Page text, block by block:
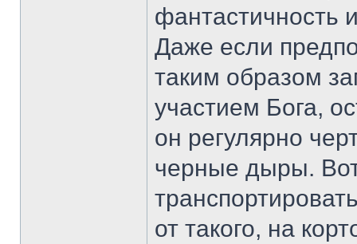
фантастичность
Даже если
таким образом
участием Бога,
он регулярно
черные дыры.
от такого, на